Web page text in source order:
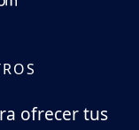
ofrecer tus